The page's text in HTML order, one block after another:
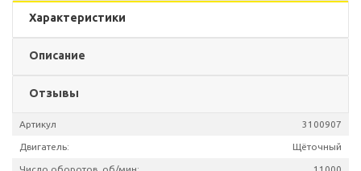
Характеристики
Описание
Отзывы